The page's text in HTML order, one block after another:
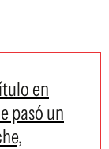
en
pasó un